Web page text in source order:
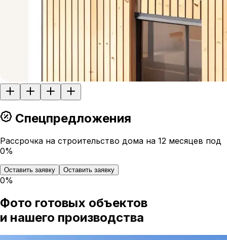
Спецпредложения
Рассрочка на строительство дома на 12 месяцев под
0%
Оставить заявку Оставить заявку
0%
Фото готовых объектов
и нашего производства